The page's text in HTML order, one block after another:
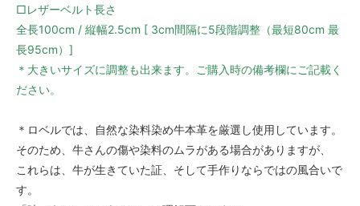
□レザーベルト長さ
全長100cm / 縦幅2.5cm [ 3cm間隔に5段階調整（最短80cm 最
長95cm）]
＊大きいサイズに調整も出来ます。ご購入時の備考欄にご記載く
ださい。
＊ロベルでは、自然な染料染め牛本革を厳選し使用しています。
そのため、牛さんの傷や染料のムラがある場合がありますが、
これらは、牛が生きていた証、そして手作りならではの風合いで
す。